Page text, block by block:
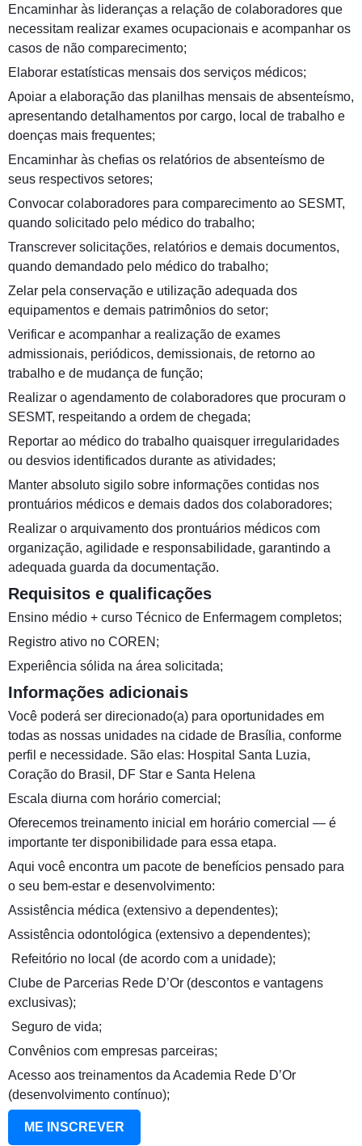
Encaminhar às lideranças a relação de colaboradores que
necessitam realizar exames ocupacionais e acompanhar os
casos de não comparecimento;
Elaborar estatísticas mensais dos serviços médicos;
Apoiar a elaboração das planilhas mensais de absenteísmo,
apresentando detalhamentos por cargo, local de trabalho e
doenças mais frequentes;
Encaminhar às chefias os relatórios de absenteísmo de
seus respectivos setores;
Convocar colaboradores para comparecimento ao SESMT,
quando solicitado pelo médico do trabalho;
Transcrever solicitações, relatórios e demais documentos,
quando demandado pelo médico do trabalho;
Zelar pela conservação e utilização adequada dos
equipamentos e demais patrimônios do setor;
Verificar e acompanhar a realização de exames
admissionais, periódicos, demissionais, de retorno ao
trabalho e de mudança de função;
Realizar o agendamento de colaboradores que procuram o
SESMT, respeitando a ordem de chegada;
Reportar ao médico do trabalho quaisquer irregularidades
ou desvios identificados durante as atividades;
Manter absoluto sigilo sobre informações contidas nos
prontuários médicos e demais dados dos colaboradores;
Realizar o arquivamento dos prontuários médicos com
organização, agilidade e responsabilidade, garantindo a
adequada guarda da documentação.
Requisitos e qualificações
Ensino médio + curso Técnico de Enfermagem completos;
Registro ativo no COREN;
Experiência sólida na área solicitada;
Informações adicionais
Você poderá ser direcionado(a) para oportunidades em
todas as nossas unidades na cidade de Brasília, conforme
perfil e necessidade. São elas: Hospital Santa Luzia,
Coração do Brasil, DF Star e Santa Helena
Escala diurna com horário comercial;
Oferecemos treinamento inicial em horário comercial — é
importante ter disponibilidade para essa etapa.
Aqui você encontra um pacote de benefícios pensado para
o seu bem-estar e desenvolvimento:
Assistência médica (extensivo a dependentes);
Assistência odontológica (extensivo a dependentes);
️ Refeitório no local (de acordo com a unidade);
Clube de Parcerias Rede D’Or (descontos e vantagens
exclusivas);
️ Seguro de vida;
Convênios com empresas parceiras;
Acesso aos treinamentos da Academia Rede D’Or
(desenvolvimento contínuo);
ME INSCREVER